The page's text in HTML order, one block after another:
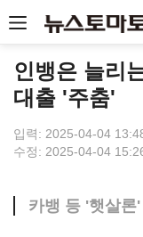
인뱅은 늘리
대출 '주춤'
입력: 2025-04-04
수정: 2025-04-04
카뱅 등 '햇살론